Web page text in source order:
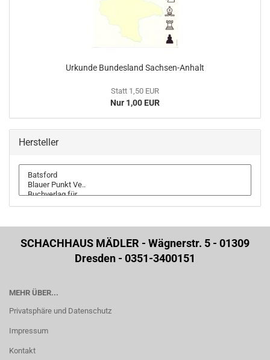
Urkunde Bundesland Sachsen-Anhalt
Statt 1,50 EUR
Nur 1,00 EUR
Hersteller
SCHACHHAUS MÄDLER - Wägnerstr. 5 - 01309
Dresden - 0351-3400151
MEHR ÜBER...
Privatsphäre und Datenschutz
Impressum
Kontakt